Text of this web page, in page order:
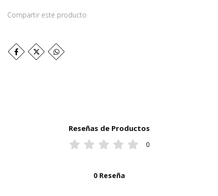
Compartir este producto
Reseñas de Productos
0
0 Reseña